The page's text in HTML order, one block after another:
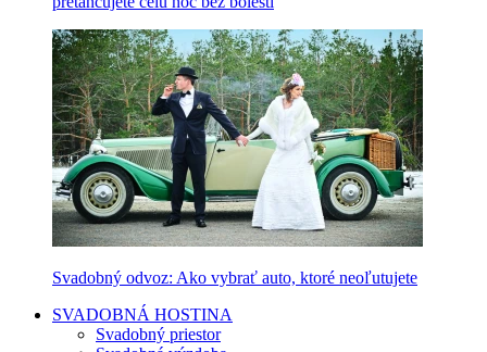
Svadobný odvoz: Ako vybrať auto, ktoré neoľutujete
SVADOBNÁ HOSTINA
Svadobný priestor